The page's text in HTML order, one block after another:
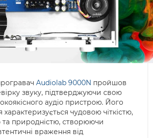
Audiolab 9000N пройшов
звуку, підтверджуючи свою
аудіо пристрою. Його
характеризується чудовою чіткістю,
та природністю, створюючи
враження від